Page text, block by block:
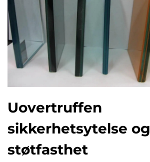
Uovertruffen
sikkerhetsytelse og
støtfasthet